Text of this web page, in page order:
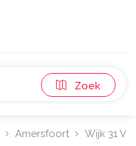
Zoek
Amersfoort Wijk 31